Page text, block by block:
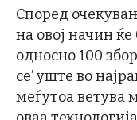
Според
на овој начин
односно 100
се’ уште во
меѓутоа ветува